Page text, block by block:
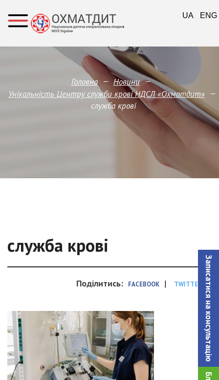
Записатися на консультацiю
Головна — Новини —
Унікальність Центру служби крові НДСЛ «Охматдит» —
служба крові
служба крові
Поділитись: FACEBOOK | TWITTER
UA ENG